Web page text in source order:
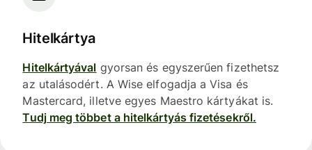
Hitelkártya
Hitelkártyával gyorsan és egyszerűen fizethetsz
az utalásodért. A Wise elfogadja a Visa és
Mastercard, illetve egyes Maestro kártyákat is.
Tudj meg többet a hitelkártyás fizetésekről.